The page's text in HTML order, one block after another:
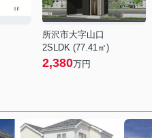
所沢市大字山口
2SLDK (77.41㎡)
2,380万円